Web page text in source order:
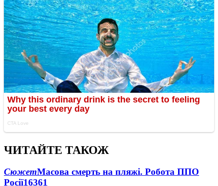
ЧИТАЙТЕ ТАКОЖ
СюжетМасова смерть на пляжі. Робота ППО
Росії16361